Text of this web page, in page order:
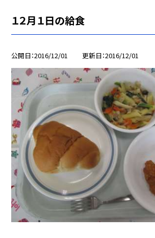
１２月１日の給食
公開日 2016/12/01 更新日 2016/12/01